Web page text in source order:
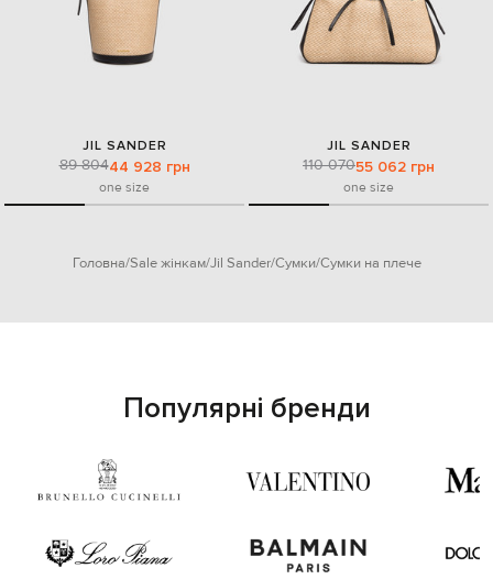
JIL SANDER
89 80444 928 грн
one size
JIL SANDER
110 07055 062 грн
one size
Головна Sale жінкам Jil Sander Сумки Сумки на плече
Популярні бренди